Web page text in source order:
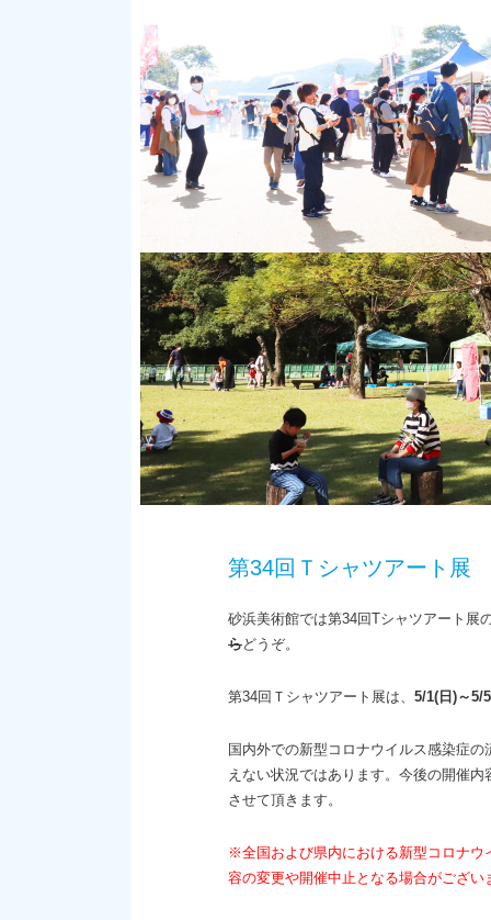
第34回Ｔシャツアート展
砂浜美術館では第34回Tシャツアート展
らどうぞ。
第34回Ｔシャツアート展は、 5/1(日)～5/
国内外での新型コロナウイルス感染症
えない状況ではあります。今後の開催
させて頂きます。
※全国および県内における新型コロナウ
容の変更や開催中止となる場合がござ